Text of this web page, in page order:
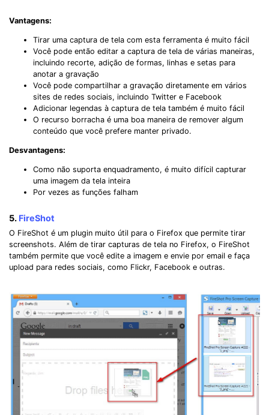
Vantagens:
Tirar uma captura de tela com esta ferramenta é muito fácil
Você pode então editar a captura de tela de várias maneiras,
incluindo recorte, adição de formas, linhas e setas para
anotar a gravação
Você pode compartilhar a gravação diretamente em vários
sites de redes sociais, incluindo Twitter e Facebook
Adicionar legendas à captura de tela também é muito fácil
O recurso borracha é uma boa maneira de remover algum
conteúdo que você prefere manter privado.
Desvantagens:
Como não suporta enquadramento, é muito difícil capturar
uma imagem da tela inteira
Por vezes as funções falham
5. FireShot
O FireShot é um plugin muito útil para o Firefox que permite tirar
screenshots. Além de tirar capturas de tela no Firefox, o FireShot
também permite que você edite a imagem e envie por email e faça
upload para redes sociais, como Flickr, Facebook e outras.